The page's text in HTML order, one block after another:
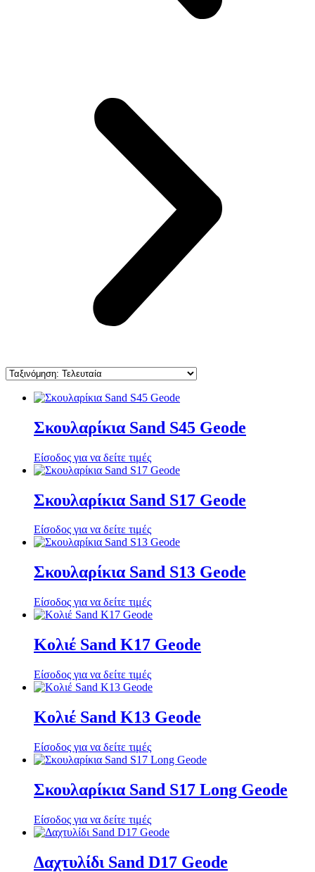
Σκουλαρίκια Sand S45 Geode
Είσοδος για να δείτε τιμές
Σκουλαρίκια Sand S17 Geode
Είσοδος για να δείτε τιμές
Σκουλαρίκια Sand S13 Geode
Είσοδος για να δείτε τιμές
Κολιέ Sand K17 Geode
Είσοδος για να δείτε τιμές
Κολιέ Sand K13 Geode
Είσοδος για να δείτε τιμές
Σκουλαρίκια Sand S17 Long Geode
Είσοδος για να δείτε τιμές
Δαχτυλίδι Sand D17 Geode